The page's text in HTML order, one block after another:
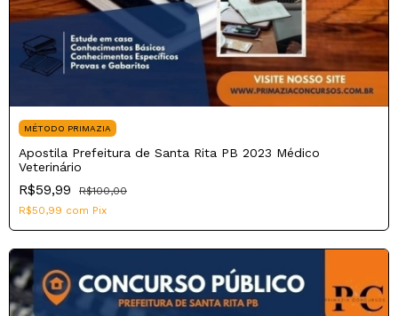
MÉTODO PRIMAZIA
Apostila Prefeitura de Santa Rita PB 2023 Médico
Veterinário
R$59,99
R$100,00
R$50,99 com Pix